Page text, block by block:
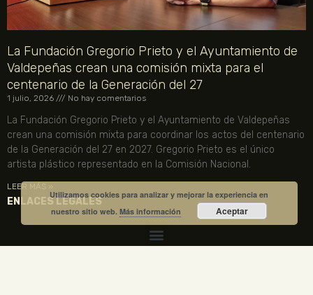
La Fundación Gregorio Prieto y el Ayuntamiento de
Valdepeñas crean una comisión mixta para el
centenario de la Generación del 27
1 julio, 2026 No hay comentarios
La Fundación Gregorio Prieto y el Ayuntamiento de Valdepeñas
crean una comisión mixta para coordinar los actos del centenario
de la Generación del 27 en 2027. Gregorio Prieto es el único
artista plástico representado en la Comisión Nacional.
LEER MÁS »
ENLACES LEGALES
Utilizamos cookies para analizar y mejorar la experiencia en
nuestro sitio web.Más información Aceptar